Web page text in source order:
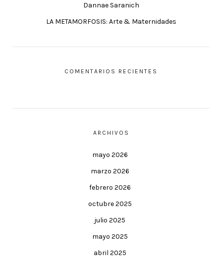
Dannae Saranich
LA METAMORFOSIS: Arte & Maternidades
COMENTARIOS RECIENTES
ARCHIVOS
mayo 2026
marzo 2026
febrero 2026
octubre 2025
julio 2025
mayo 2025
abril 2025